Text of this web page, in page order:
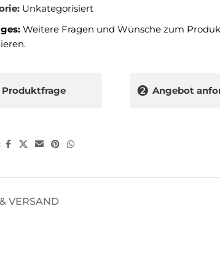
Unkategorisiert
Weitere Fragen und Wünsche zum
Produktfrage ❷ Angebot
VERSAND